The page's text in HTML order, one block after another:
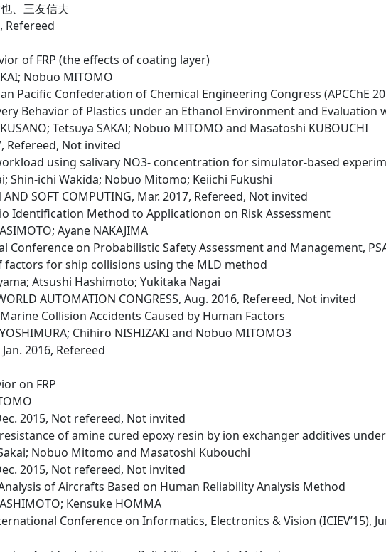
、三友信夫
Refereed
of FRP (the effects of coating layer)
Nobuo MITOMO
Pacific Confederation of Chemical Engineering Congress (APCChE
Behavior of Plastics under an Ethanol Environment and Evaluation
Tetsuya SAKAI; Nobuo MITOMO and Masatoshi KUBOUCHI
Refereed, Not invited
using salivary NO3- concentration for simulator-based
Shin-ichi Wakida; Nobuo Mitomo; Keiichi Fukushi
AND SOFT COMPUTING, Mar. 2017, Refereed, Not invited
Identification Method to Applicationon on Risk Assessment
Ayane NAKAJIMA
Conference on Probabilistic Safety Assessment and Management,
for ship collisions using the MLD method
Atsushi Hashimoto; Yukitaka Nagai
AUTOMATION CONGRESS, Aug. 2016, Refereed, Not invited
Collision Accidents Caused by Human Factors
Chihiro NISHIZAKI and Nobuo MITOMO3
2016, Refereed
on FRP
2015, Not refereed, Not invited
of amine cured epoxy resin by ion exchanger additives
Nobuo Mitomo and Masatoshi Kubouchi
2015, Not refereed, Not invited
of Aircrafts Based on Human Reliability Analysis Method
Kensuke HOMMA
Conference on Informatics, Electronics & Vision (ICIEV’15),